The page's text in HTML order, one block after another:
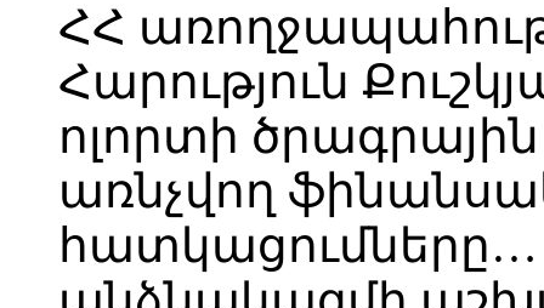
ՀՀ
Հարություն
ոլորտի
առնչվող